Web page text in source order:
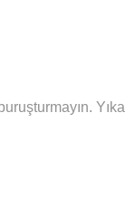
buruşturmayın.